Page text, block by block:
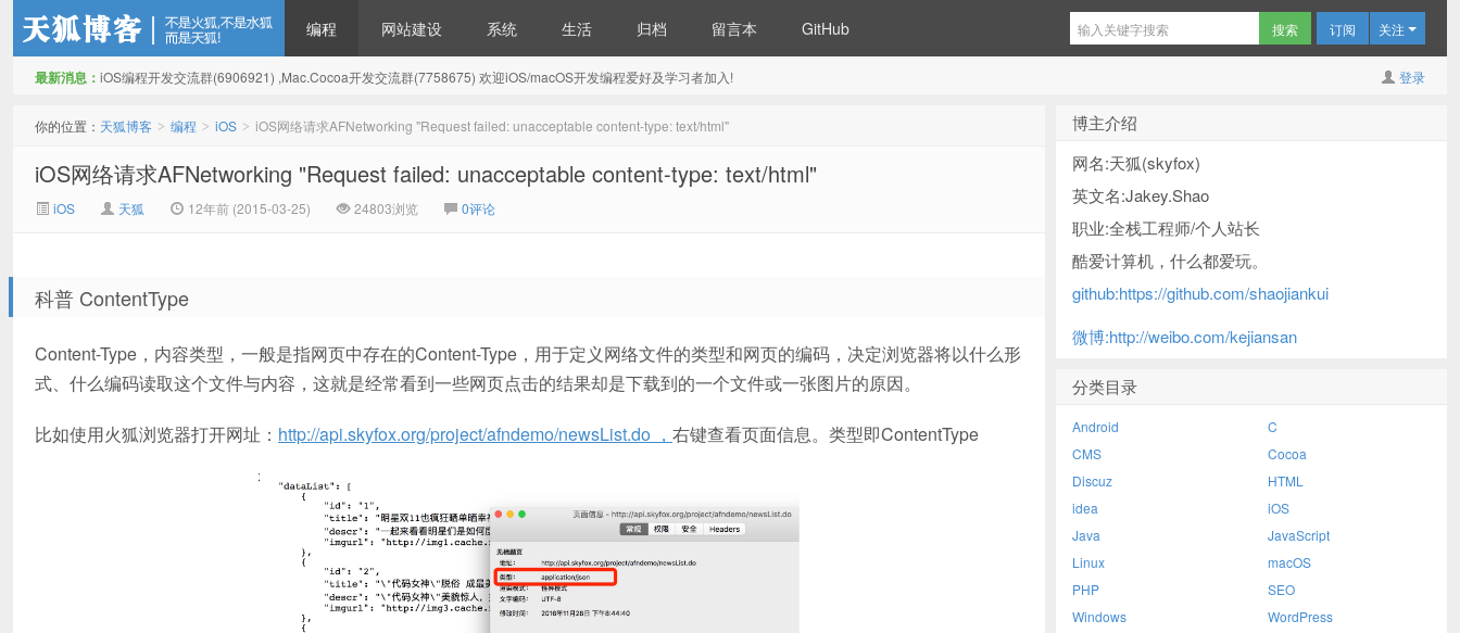
编程 网站建设 系统 生活 归档 留言本 GitHub 订阅 关注
登录
最新消息： iOS编程开发交流群(6906921) ,Mac.Cocoa开发交流群(7758675) 欢迎iOS/macOS开发编程爱好及学习者加入!
你的位置： 天狐博客 > 编程 > iOS > iOS网络请求AFNetworking "Request failed: unacceptable content-type: text/html"
iOS网络请求AFNetworking "Request failed: unacceptable content-type: text/html"
iOS 天狐 12年前 (2015-03-25) 24803浏览 0评论
科普 ContentType
Content-Type，内容类型，一般是指网页中存在的Content-Type，用于定义网络文件的类型和网页的编码，决定浏览器将以什么形
式、什么编码读取这个文件与内容，这就是经常看到一些网页点击的结果却是下载到的一个文件或一张图片的原因。
比如使用火狐浏览器打开网址： http://api.skyfox.org/project/afndemo/newsList.do ， 右键查看页面信息。类型即ContentType
博主介绍
网名:天狐(skyfox)
英文名:Jakey.Shao
职业:全栈工程师/个人站长
酷爱计算机，什么都爱玩。
github:https://github.com/shaojiankui
微博:http://weibo.com/kejiansan
分类目录
Android
C
CMS
Cocoa
Discuz
HTML
idea
iOS
Java
JavaScript
Linux
macOS
PHP
SEO
Windows
WordPress